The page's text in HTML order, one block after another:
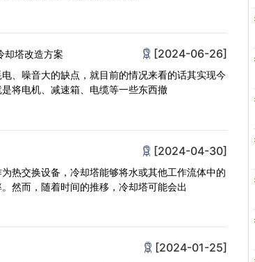
却塔改造方案 [2024-06-26]
、噪音大的缺点，就目前的情况来看的话其实现今
将电机、减速箱、电缆等一些东西撤
[2024-04-30]
热交换设备，冷却塔能够将水或其他工作流体中的
然而，随着时间的推移，冷却塔可能会出
[2024-01-25]